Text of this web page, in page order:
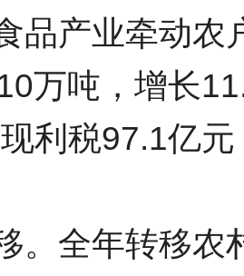
品产业牵动农
万吨，增长
利税97.1亿
。全年转移农